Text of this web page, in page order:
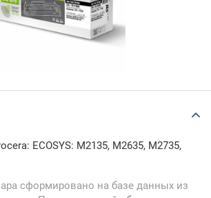
ECOSYS: M2135, M2635, M2735,
сформировано на базе данных из